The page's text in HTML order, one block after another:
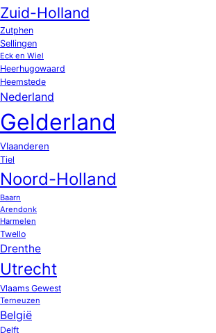
Zuid-Holland
Zutphen
Sellingen
Eck en Wiel
Heerhugowaard
Heemstede
Nederland
Gelderland
Vlaanderen
Tiel
Noord-Holland
Baarn
Arendonk
Harmelen
Twello
Drenthe
Utrecht
Vlaams Gewest
Terneuzen
België
Delft